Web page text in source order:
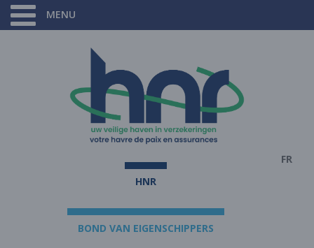
MENU
HNR
BOND VAN EIGENSCHIPPERS
FR